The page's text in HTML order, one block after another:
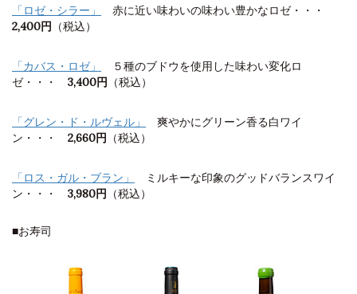
「ロゼ・シラー」
赤に近い味わいの味わい豊かなロゼ・・・
2,400円 （税込）
「カバス・ロゼ」
５種のブドウを使用した味わい変化ロ
ゼ・・・ 3,400円 （税込）
「グレン・ド・ルヴェル」
爽やかにグリーン香る白ワイ
ン・・・ 2,660円 （税込）
「ロス・ガル・ブラン」
ミルキーな印象のグッドバランスワイ
ン・・・ 3,980円 （税込）
■お寿司